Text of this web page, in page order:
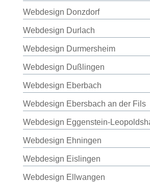
Webdesign Donzdorf
Webdesign Durlach
Webdesign Durmersheim
Webdesign Dußlingen
Webdesign Eberbach
Webdesign Ebersbach an der Fils
Webdesign Eggenstein-
Webdesign Ehningen
Webdesign Eislingen
Webdesign Ellwangen